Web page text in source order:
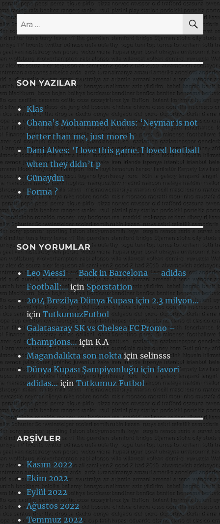
Ara:
SON YAZILAR
Klas
Ghana’s Mohammed Kudus: ‘Neymar is not
better than me, just more h
Dani Alves: ‘I love this game. I loved football
when they didn’t p
Günaydın
Forma ?
SON YORUMLAR
Leo Messi — Back in Barcelona — adidas
Football:…içinSporstation
2014 Brezilya Dünya Kupası için 2.3 milyon…
içinTutkumuzFutbol
Galatasaray SK vs Chelsea FC Promo –
Champions…içinK.A
Magandalıkta son noktaiçinselinsss
Dünya Kupası Şampiyonluğu için favori
adidas…içinTutkumuz Futbol
ARŞIVLER
Kasım 2022
Ekim 2022
Eylül 2022
Ağustos 2022
Temmuz 2022